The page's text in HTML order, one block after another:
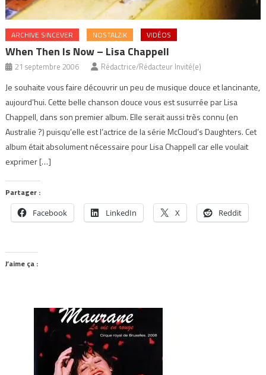
ARCHIVE SINCEVER NOSTALZIK VIDÉOS
When Then Is Now – Lisa Chappell
21 septembre 2006 Rédactrice/Rédacteur Invité(e)
Je souhaite vous faire découvrir un peu de musique douce et lancinante,
aujourd’hui. Cette belle chanson douce vous est susurrée par Lisa
Chappell, dans son premier album. Elle serait aussi très connu (en
Australie ?) puisqu’elle est l’actrice de la série McCloud’s Daughters. Cet
album était absolument nécessaire pour Lisa Chappell car elle voulait
exprimer […]
Partager :
Facebook LinkedIn X Reddit
J’aime ça :